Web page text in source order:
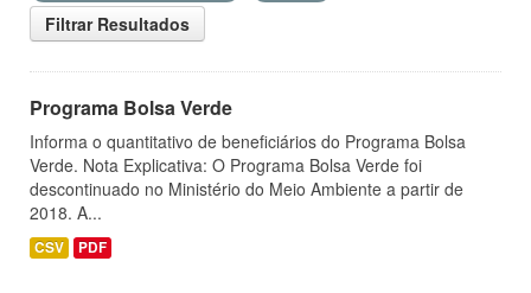
Filtrar Resultados
Programa Bolsa Verde
Informa o quantitativo de beneficiários do Programa Bolsa
Verde. Nota Explicativa: O Programa Bolsa Verde foi
descontinuado no Ministério do Meio Ambiente a partir de
2018. A...
CSV PDF